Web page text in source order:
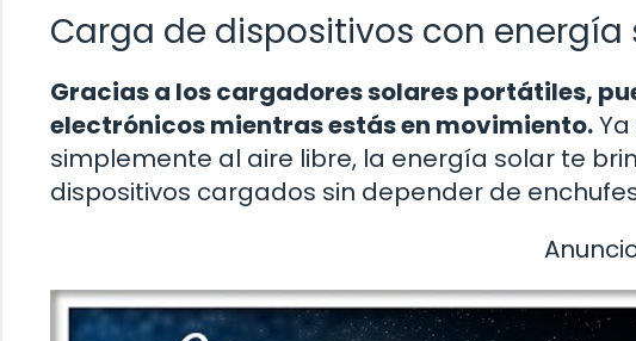
Carga de dispositivos con energía
Gracias a los cargadores solares portátiles,
electrónicos mientras estás en movimiento.
simplemente al aire libre, la energía solar te
dispositivos cargados sin depender de